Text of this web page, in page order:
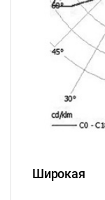
Широкая